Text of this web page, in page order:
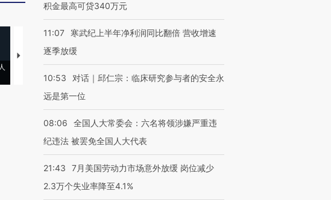
【推广】走进第四届链博
会，让数智科技“链”接产
【特别呈现】寻找100种
有意思的生活方式·第三对
CFO：不靠规模取胜，华
住三大增长引擎是什么？
积金最高可贷340万元
11:07
寒武纪上半年净利润同比翻倍 营收增速
逐季放缓
10:53
对话｜邱仁宗：临床研究参与者的安全永
远是第一位
08:06
全国人大常委会：六名将领涉嫌严重违
纪违法 被罢免全国人大代表
21:43
7月美国劳动力市场意外放缓 岗位减少
2.3万个失业率降至4.1%